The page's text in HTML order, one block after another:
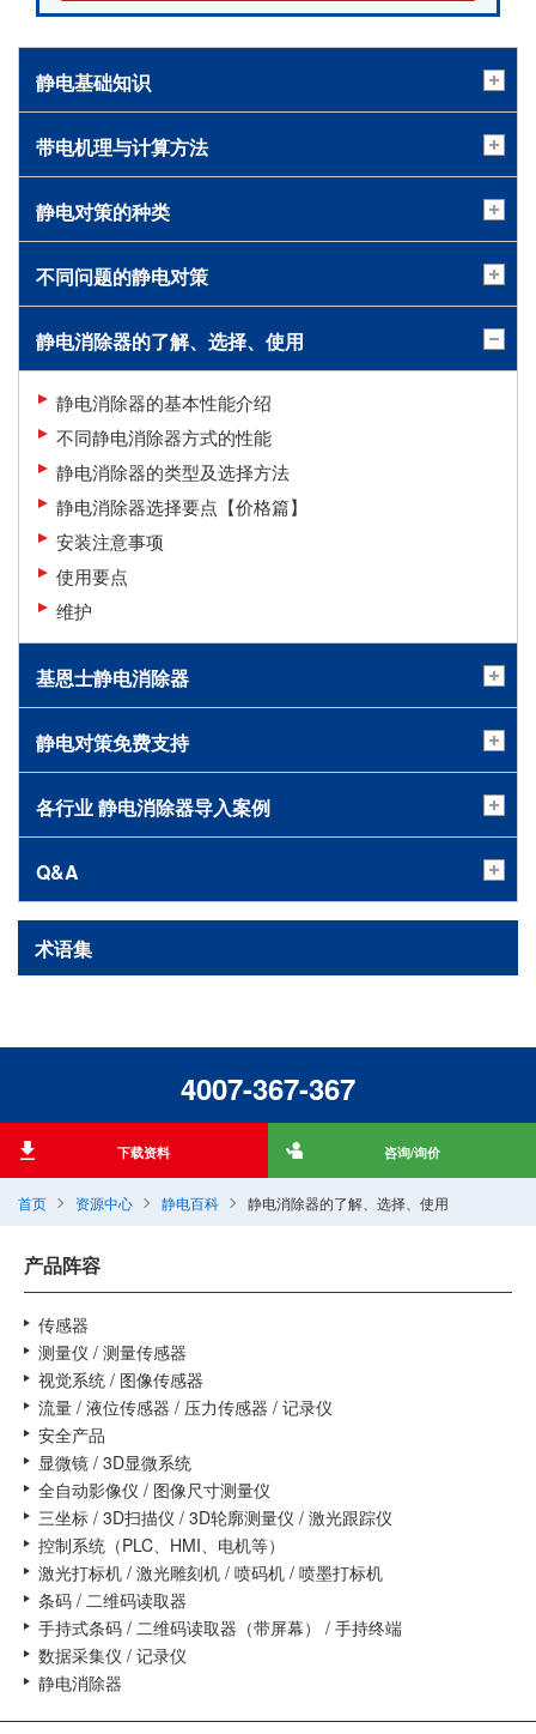
首页 资源中心 静电百科 静电消除器的了解、选择、使用
静电基础知识
带电机理与计算方法
静电对策的种类
不同问题的静电对策
静电消除器的了解、选择、使用
静电消除器的基本性能介绍
不同静电消除器方式的性能
静电消除器的类型及选择方法
静电消除器选择要点【价格篇】
安装注意事项
使用要点
维护
基恩士静电消除器
静电对策免费支持
各行业 静电消除器导入案例
Q&A
术语集
4007-367-367
下载资料 咨询/询价
产品阵容
传感器
测量仪 / 测量传感器
视觉系统 / 图像传感器
流量 / 液位传感器 / 压力传感器 / 记录仪
安全产品
显微镜 / 3D显微系统
全自动影像仪 / 图像尺寸测量仪
三坐标 / 3D扫描仪 / 3D轮廓测量仪 / 激光跟踪仪
控制系统（PLC、HMI、电机等）
激光打标机 / 激光雕刻机 / 喷码机 / 喷墨打标机
条码 / 二维码读取器
手持式条码 / 二维码读取器（带屏幕） / 手持终端
数据采集仪 / 记录仪
静电消除器